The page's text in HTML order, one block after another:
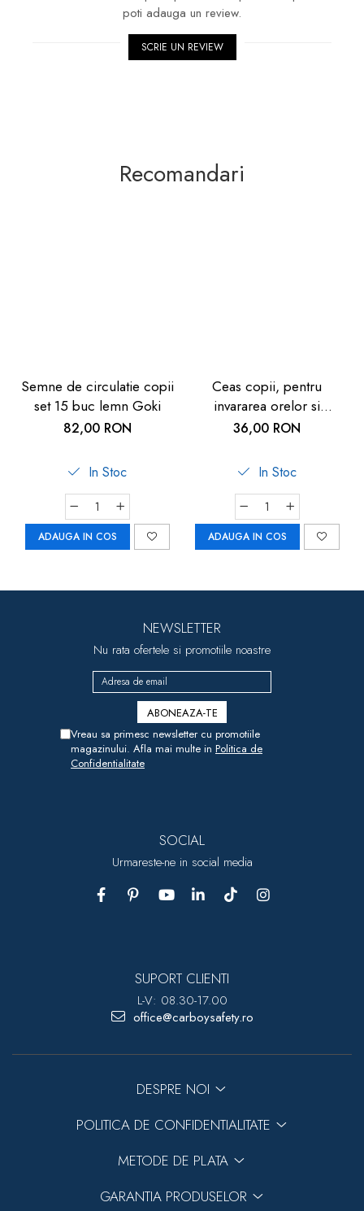
poti adauga un review.
SCRIE UN REVIEW
Recomandari
Semne de circulatie copii
set 15 buc lemn Goki
82,00 RON
In Stoc
ADAUGA IN COS
Ceas copii, pentru
invararea orelor si
minutelor, de lemn, 5
36,00 RON
In Stoc
ADAUGA IN COS
NEWSLETTER
Nu rata ofertele si promotiile noastre
Vreau sa primesc newsletter cu promotiile
magazinului. Afla mai multe in Politica de
Confidentialitate
SOCIAL
Urmareste-ne in social media
SUPORT CLIENTI
L-V: 08.30-17.00
office@carboysafety.ro
DESPRE NOI
POLITICA DE CONFIDENTIALITATE
METODE DE PLATA
GARANTIA PRODUSELOR